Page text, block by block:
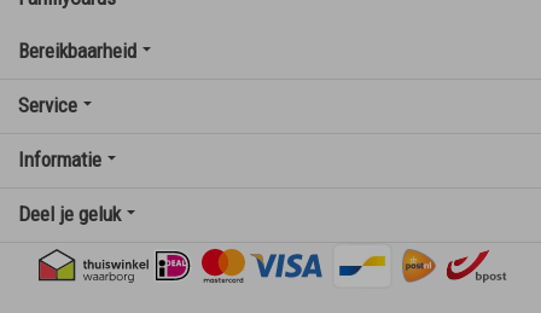
Bereikbaarheid
Service
Informatie
Deel je geluk